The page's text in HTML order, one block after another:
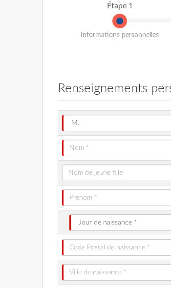
Étape 1
Informations personnelles
Renseignements